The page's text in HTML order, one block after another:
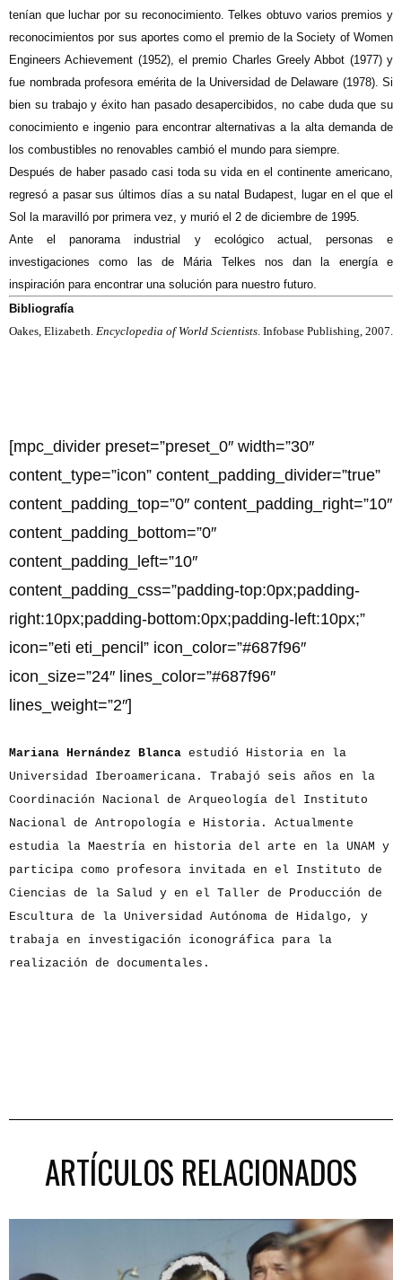
tenían que luchar por su reconocimiento. Telkes obtuvo varios premios y
reconocimientos por sus aportes como el premio de la Society of Women
Engineers Achievement (1952), el premio Charles Greely Abbot (1977) y
fue nombrada profesora emérita de la Universidad de Delaware (1978). Si
bien su trabajo y éxito han pasado desapercibidos, no cabe duda que su
conocimiento e ingenio para encontrar alternativas a la alta demanda de
los combustibles no renovables cambió el mundo para siempre.
Después de haber pasado casi toda su vida en el continente americano,
regresó a pasar sus últimos días a su natal Budapest, lugar en el que el
Sol la maravilló por primera vez, y murió el 2 de diciembre de 1995.
Ante el panorama industrial y ecológico actual, personas e
investigaciones como las de Mária Telkes nos dan la energía e
inspiración para encontrar una solución para nuestro futuro.
Bibliografía
Oakes, Elizabeth. Encyclopedia of World Scientists. Infobase Publishing, 2007.
[mpc_divider preset=”preset_0″ width=”30″
content_type=”icon” content_padding_divider=”true”
content_padding_top=”0″ content_padding_right=”10″
content_padding_bottom=”0″
content_padding_left=”10″
content_padding_css=”padding-top:0px;padding-
right:10px;padding-bottom:0px;padding-left:10px;”
icon=”eti eti_pencil” icon_color=”#687f96″
icon_size=”24″ lines_color=”#687f96″
lines_weight=”2″]
Mariana Hernández Blanca estudió Historia en la
Universidad Iberoamericana. Trabajó seis años en la
Coordinación Nacional de Arqueología del Instituto
Nacional de Antropología e Historia. Actualmente
estudia la Maestría en historia del arte en la UNAM y
participa como profesora invitada en el Instituto de
Ciencias de la Salud y en el Taller de Producción de
Escultura de la Universidad Autónoma de Hidalgo, y
trabaja en investigación iconográfica para la
realización de documentales.
ARTÍCULOS RELACIONADOS